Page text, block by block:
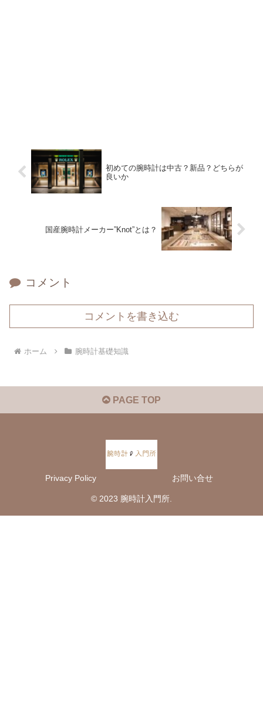
初めての腕時計は中古？新品？どちらが
良いか
国産腕時計メーカー”Knot”とは？
コメント
コメントを書き込む
ホーム 腕時計基礎知識
PAGE TOP
Privacy Policy お問い合せ
© 2023 腕時計入門所.